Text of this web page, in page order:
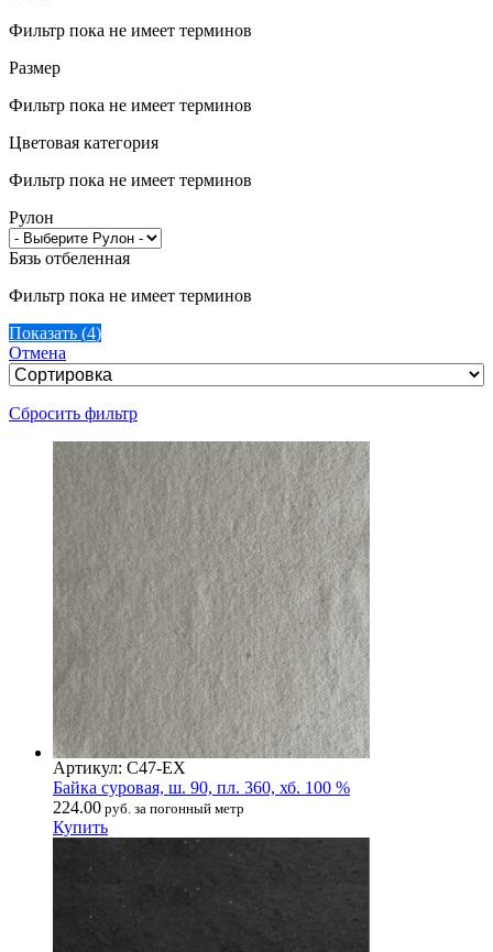
Фильтр пока не имеет терминов
Размер
Фильтр пока не имеет терминов
Цветовая категория
Фильтр пока не имеет терминов
Рулон
Бязь отбеленная
Фильтр пока не имеет терминов
Показать (4)
Отмена
Сбросить фильтр
Артикул: С47-ЕХ
Байка суровая, ш. 90, пл. 360, хб. 100 %
224.00 руб. за погонный метр
Купить